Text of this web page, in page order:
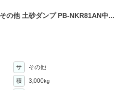
の他 土砂ダンプ PB-NKR81AN中...
サ
その他
積 3,000kg